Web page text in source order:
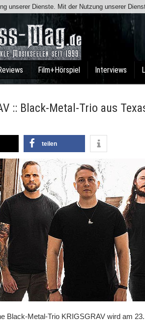
Film+Hörspiel Interviews
:: Black-Metal-Trio aus
teilen
Black-Metal-Trio KRIGSGRAV wird am
unserer Dienste. Mit der Nutzung unserer